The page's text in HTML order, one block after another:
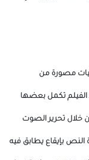
مصورة من
الفيلم تكمل بعضها
خلال تحرير الصوت
بإيقاع يطابق فيه